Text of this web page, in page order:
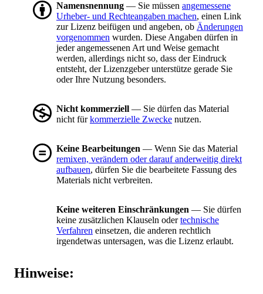
Namensnennung — Sie müssen angemessene
Urheber- und Rechteangaben machen, einen Link
zur Lizenz beifügen und angeben, ob Änderungen
vorgenommen wurden. Diese Angaben dürfen in
jeder angemessenen Art und Weise gemacht
werden, allerdings nicht so, dass der Eindruck
entsteht, der Lizenzgeber unterstütze gerade Sie
oder Ihre Nutzung besonders.
Nicht kommerziell — Sie dürfen das Material
nicht fürkommerzielle Zwecke nutzen.
Keine Bearbeitungen — Wenn Sie das Material
remixen, verändern oder darauf anderweitig direkt
aufbauen, dürfen Sie die bearbeitete Fassung des
Materials nicht verbreiten.
Keine weiteren Einschränkungen — Sie dürfen
keine zusätzlichen Klauseln odertechnische
Verfahren einsetzen, die anderen rechtlich
irgendetwas untersagen, was die Lizenz erlaubt.
Hinweise: